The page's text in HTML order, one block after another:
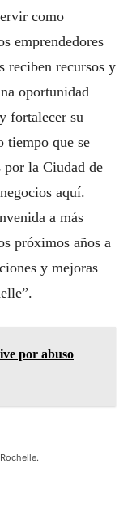
como
emprendedores
reciben recursos y
oportunidad
fortalecer su
tiempo que se
por la Ciudad de
aquí.
a más
próximos años a
y mejoras
por abuso